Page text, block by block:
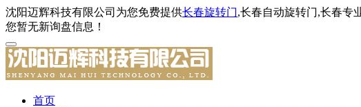
沈阳迈辉科技有限公司为您免费提供长春旋转门,长春自动旋转门,长春专
您暂无新询盘信息！
首页